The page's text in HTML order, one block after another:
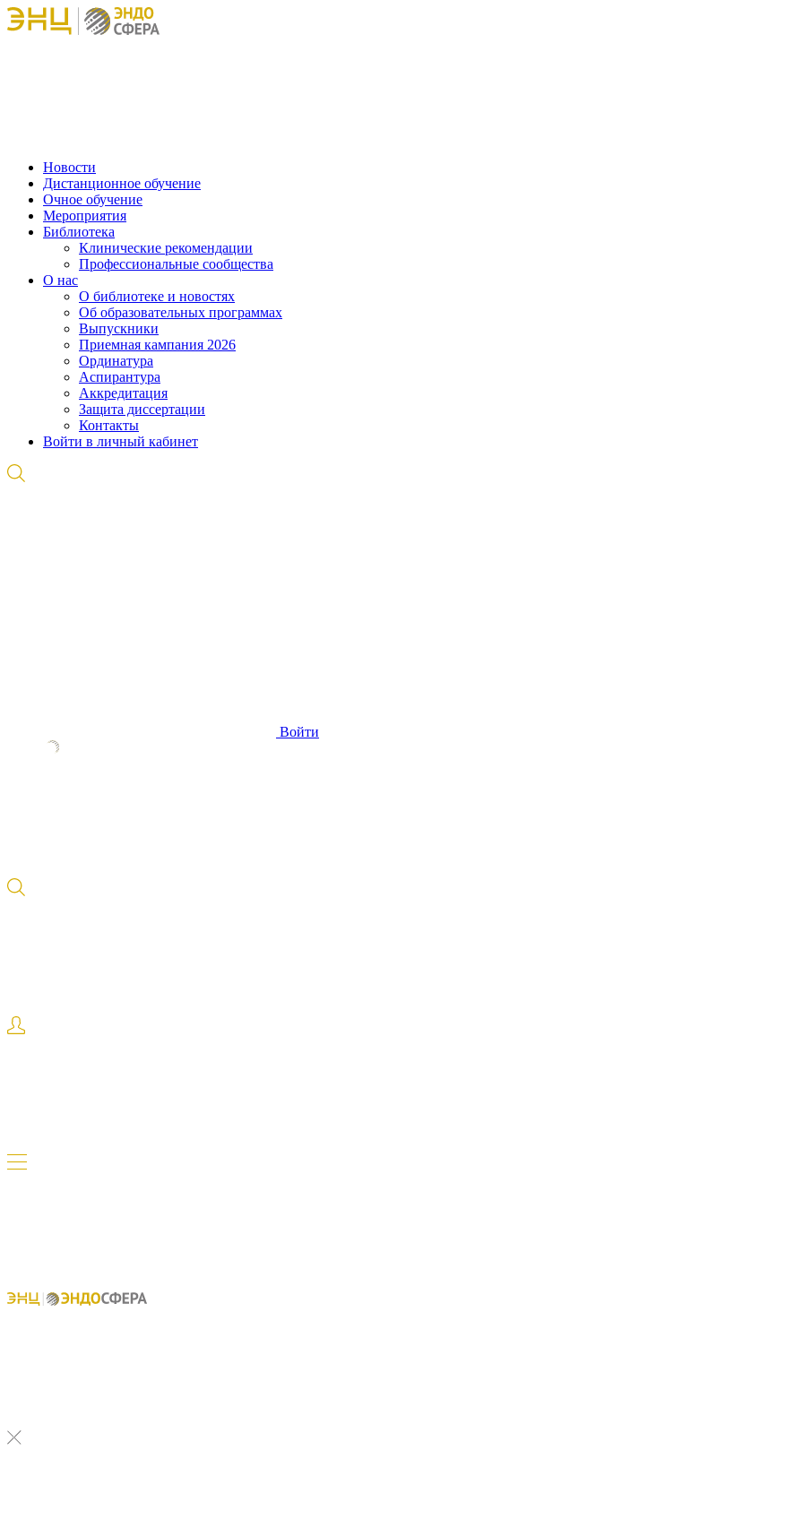
Новости
Дистанционное обучение
Очное обучение
Мероприятия
Библиотека
Клинические рекомендации
Профессиональные сообщества
О нас
О библиотеке и новостях
Об образовательных программах
Выпускники
Приемная кампания 2026
Ординатура
Аспирантура
Аккредитация
Защита диссертации
Контакты
Войти в личный кабинет
Войти